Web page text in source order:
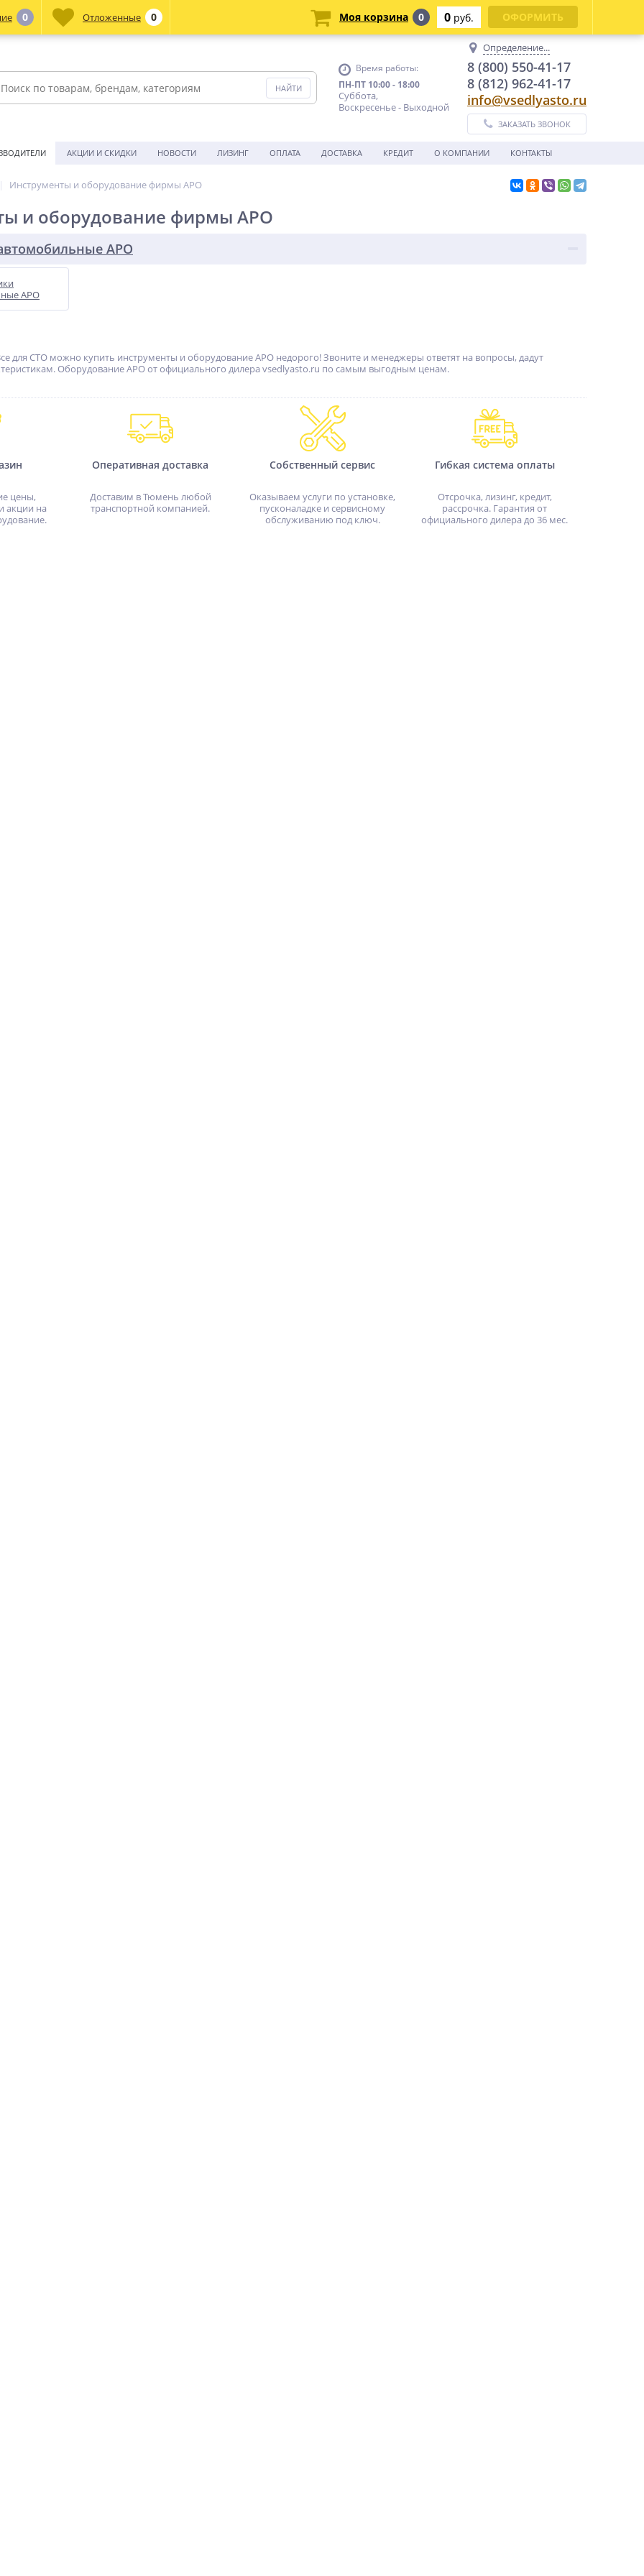
Время работы:
ПН-ПТ 10:00 - 18:00
Суббота,
Воскресенье - Выходной
Определение...
8 (800) 550-41-17
8 (812) 962-41-17
info@vsedlyasto.ru
ЗАКАЗАТЬ ЗВОНОК
АКЦИИ И СКИДКИ НОВОСТИ ЛИЗИНГ ОПЛАТА ДОСТАВКА КРЕДИТ О КОМПАНИИ КОНТАКТЫ
Инструменты и оборудование фирмы APO
и оборудование фирмы APO
APO
APO
для СТО можно купить инструменты и оборудование APO недорого! Звоните и менеджеры ответят на вопросы, дадут
Оборудование APO от официального дилера vsedlyasto.ru по самым выгодным ценам.
цены,
акции на
Оперативная доставка
Доставим в Тюмень любой
транспортной компанией.
Собственный сервис
Оказываем услуги по установке,
пусконаладке и сервисному
обслуживанию под ключ.
Гибкая система оплаты
Отсрочка, лизинг, кредит,
рассрочка. Гарантия от
официального дилера до 36 мес.
0 Отложенные 0 Моя корзина 0 0 руб. ОФОРМИТЬ